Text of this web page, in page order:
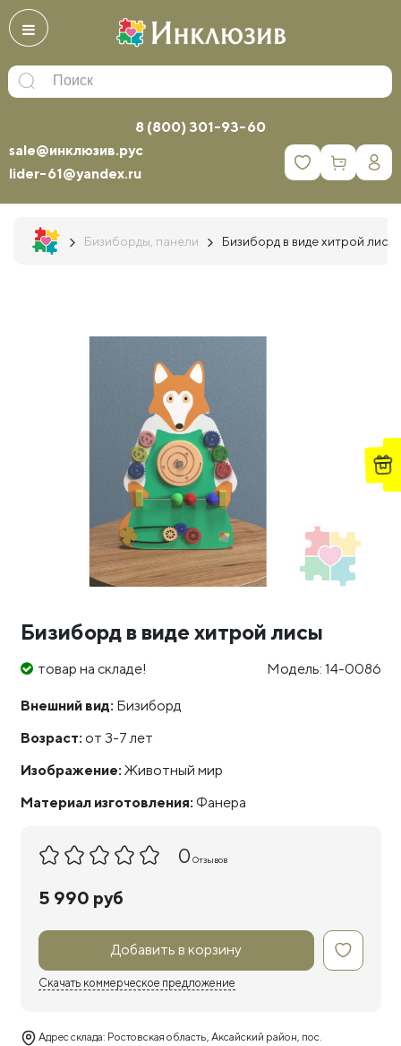
8 (800) 301-93-60
sale@инклюзив.рус
lider-61@yandex.ru
0
Бизиборды, панели Бизиборд в виде хитрой лисы
Бизиборд в виде хитрой лисы
товар на складе! Модель: 14-0086
Внешний вид: Бизиборд
Возраст: от 3-7 лет
Изображение: Животный мир
Материал изготовления: Фанера
0 Отзывов
5 990 руб
Добавить в корзину
Скачать коммерческое предложение
Адрес склада: Ростовская область, Аксайский район, пос.